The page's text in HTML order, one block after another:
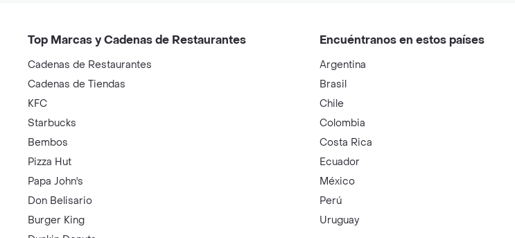
Top Marcas y Cadenas de Restaurantes
Cadenas de Restaurantes
Cadenas de Tiendas
KFC
Starbucks
Bembos
Pizza Hut
Papa John's
Don Belisario
Burger King
Encuéntranos en estos países
Argentina
Brasil
Chile
Colombia
Costa Rica
Ecuador
México
Perú
Uruguay